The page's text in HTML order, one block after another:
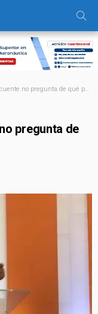
no pregunta de qué partido eres»
pregunta de